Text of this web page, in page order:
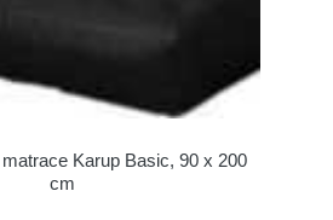
Karup Basic, 90 x 200
cm